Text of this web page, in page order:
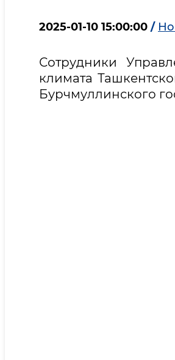
2025-01-10 15:00:00 /
Сотрудники
климата
Бурчмуллинского